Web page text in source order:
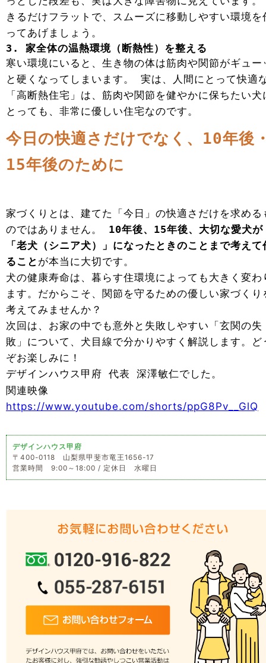
きるだけフラットで、スムーズに移動しやすい環境を
ってあげましょう。
3. 家全体の温熱環境（断熱性）を整える
寒い環境にいると、生き物の体は筋肉や関節がギュー
と硬くなってしまいます。 実は、人間にとって快適
「高断熱住宅」は、筋肉や関節を健やかに保ちたい犬
とっても、非常に優しい住宅なのです。
今日の快適さだけでなく、10年後
15年後のために
家づくりとは、建てた「今日」の快適さだけを求める
のではありません。 10年後、15年後、大切な愛犬が
「老犬（シニア犬）」になったときのことまで考えて
ること が本当に大切です。
犬の健康寿命は、暮らす住環境によっても大きく変わ
ます。だからこそ、関節を守るための優しい家づくり
考えてみませんか？
次回は、お家の中でも意外と失敗しやすい「玄関の失
敗」について、犬目線で分かりやすく解説します。ど
ぞお楽しみに！
デザインハウス甲府 代表 深澤敏仁でした。
関連映像
https://www.youtube.com/shorts/ppG8Pv__GlQ
デザインハウス甲府
〒400-0118 山梨県甲斐市竜王1656-17
営業時間 9:00～18:00 / 定休日 水曜日